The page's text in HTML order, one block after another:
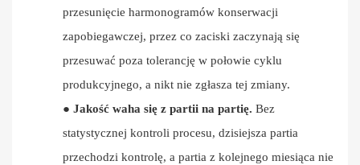
przesunięcie harmonogramów konserwacji
zapobiegawczej, przez co zaciski zaczynają się
przesuwać poza tolerancję w połowie cyklu
produkcyjnego, a nikt nie zgłasza tej zmiany.
● Jakość waha się z partii na partię. Bez
statystycznej kontroli procesu, dzisiejsza partia
przechodzi kontrolę, a partia z kolejnego miesiąca nie